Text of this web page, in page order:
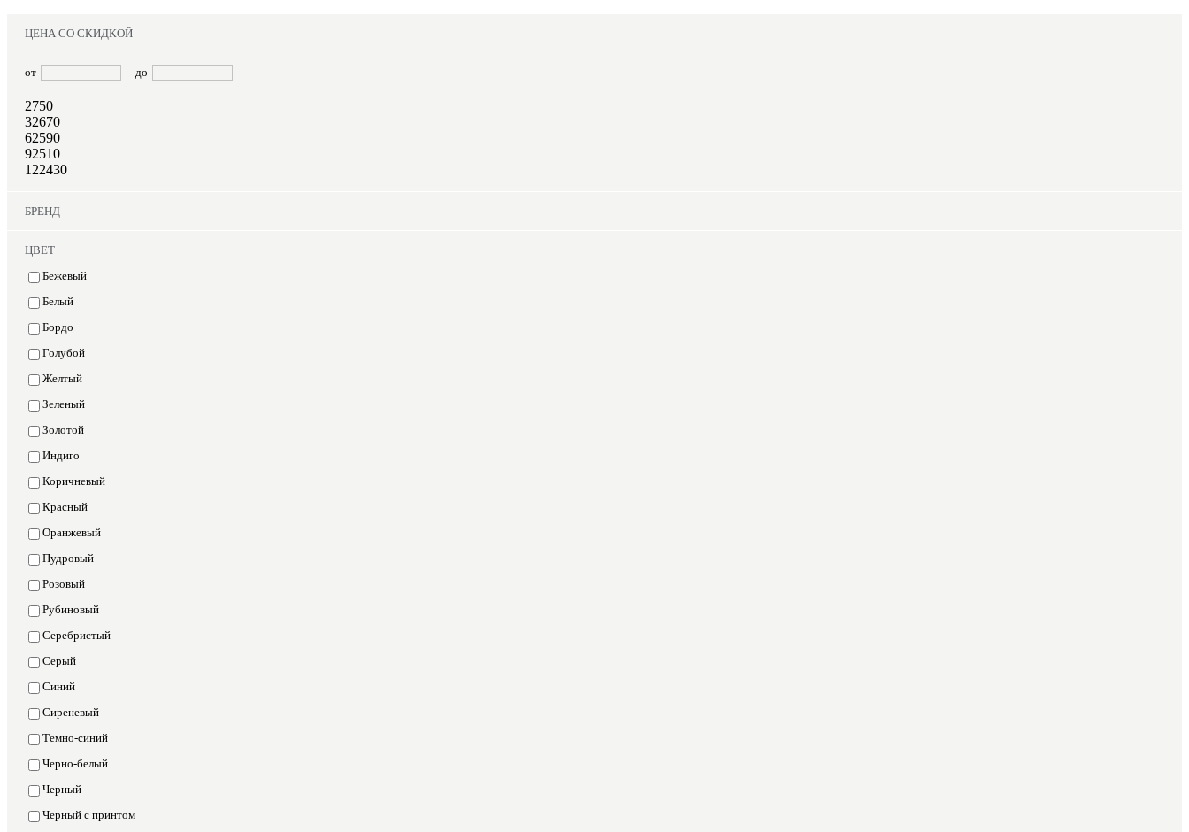
ЦЕНА СО СКИДКОЙ
от до
2750
32670
62590
92510
122430
БРЕНД
ЦВЕТ
Бежевый
Белый
Бордо
Голубой
Желтый
Зеленый
Золотой
Индиго
Коричневый
Красный
Оранжевый
Пудровый
Розовый
Рубиновый
Серебристый
Серый
Синий
Сиреневый
Темно-синий
Черно-белый
Черный
Черный с принтом